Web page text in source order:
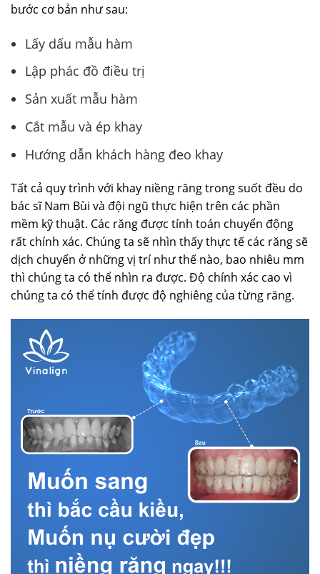
bước cơ bản như sau:
Lấy dấu mẫu hàm
Lập phác đồ điều trị
Sản xuất mẫu hàm
Cắt mẫu và ép khay
Hướng dẫn khách hàng đeo khay
Tất cả quy trình với khay niềng răng trong suốt đều do
bác sĩ Nam Bùi và đội ngũ thực hiện trên các phần
mềm kỹ thuật. Các răng được tính toán chuyển động
rất chính xác. Chúng ta sẽ nhìn thấy thực tế các răng sẽ
dịch chuyển ở những vị trí như thế nào, bao nhiêu mm
thì chúng ta có thể nhìn ra được. Độ chính xác cao vì
chúng ta có thể tính được độ nghiêng của từng răng.